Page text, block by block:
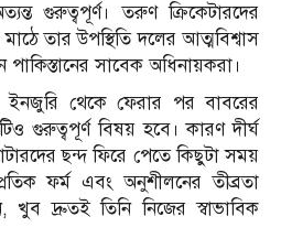
গুরুত্বপূর্ণ। তরুণ ক্রিকেটারদের
তার উপস্থিতি দলের আত্মবিশ্বাস
সাবেক অধিনায়করা।
ইনজুরি থেকে ফেরার পর বাবরের
গুরুত্বপূর্ণ বিষয় হবে। কারণ দীর্ঘ
ছন্দ ফিরে পেতে কিছুটা সময়
ফর্ম এবং অনুশীলনের তীব্রতা
দ্রুতই তিনি নিজের স্বাভাবিক